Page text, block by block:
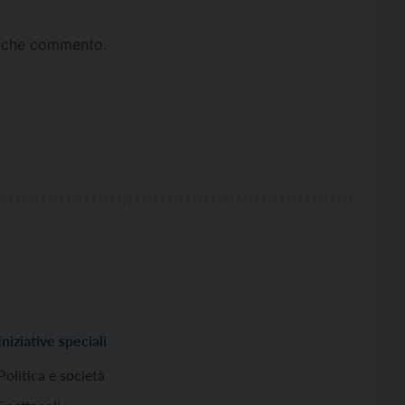
commento.
Iniziative speciali
Politica e società